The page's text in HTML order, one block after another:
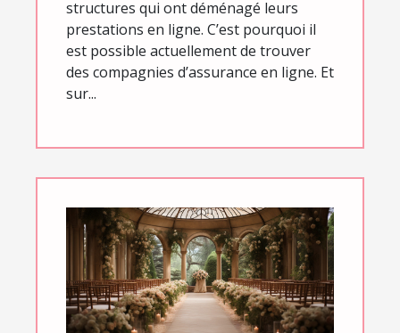
structures qui ont déménagé leurs
prestations en ligne. C’est pourquoi il
est possible actuellement de trouver
des compagnies d’assurance en ligne. Et
sur...